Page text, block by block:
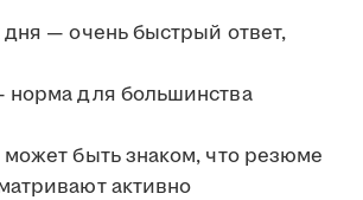
дня — очень быстрый ответ,
для большинства
быть знаком, что резюме
активно